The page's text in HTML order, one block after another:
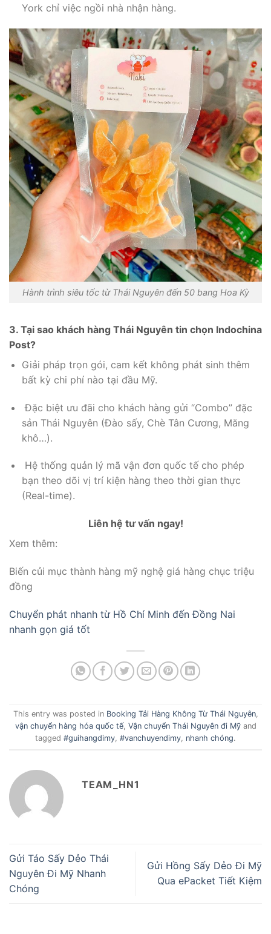
York chỉ việc ngồi nhà nhận hàng.
Hành trình siêu tốc từ Thái Nguyên đến 50 bang Hoa Kỳ
3. Tại sao khách hàng Thái Nguyên tin chọn Indochina
Post?
Giải pháp trọn gói, cam kết không phát sinh thêm
bất kỳ chi phí nào tại đầu Mỹ.
Đặc biệt ưu đãi cho khách hàng gửi “Combo” đặc
sản Thái Nguyên (Đào sấy, Chè Tân Cương, Măng
khô…).
Hệ thống quản lý mã vận đơn quốc tế cho phép
bạn theo dõi vị trí kiện hàng theo thời gian thực
(Real-time).
Liên hệ tư vấn ngay!
Xem thêm:
Biến củi mục thành hàng mỹ nghệ giá hàng chục triệu
đồng
Chuyển phát nhanh từ Hồ Chí Minh đến Đồng Nai
nhanh gọn giá tốt
This entry was posted in Booking Tải Hàng Không Từ Thái Nguyên,
vận chuyển hàng hóa quốc tế, Vận chuyển Thái Nguyên đi Mỹand
tagged #guihangdimy, #vanchuyendimy, nhanh chóng.
TEAM_HN1
Gửi Táo Sấy Dẻo Thái
Nguyên Đi Mỹ Nhanh
Chóng
Gửi Hồng Sấy Dẻo Đi Mỹ
Qua ePacket Tiết Kiệm